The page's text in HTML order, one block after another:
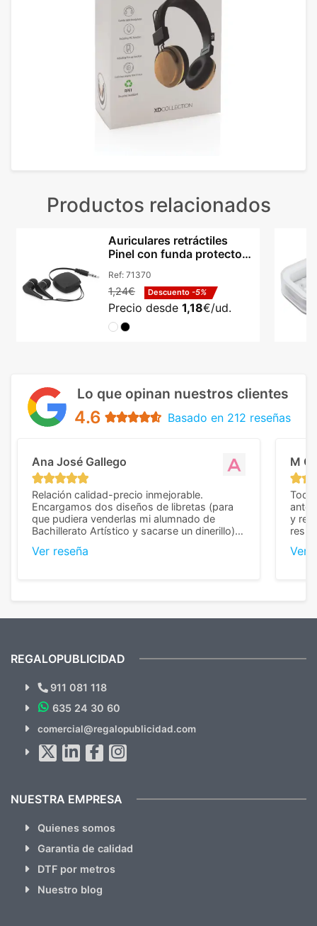
Productos relacionados
Auriculares retráctiles
Pinel con funda protectora
Ref: 71370
1,24€ Descuento -5%
Precio desde 1,18€/ud.
Lo que opinan nuestros clientes
4.6 Basado en 212 reseñas
Ana José Gallego
Relación calidad-precio inmejorable.
Encargamos dos diseños de libretas (para
que pudiera venderlas mi alumnado de
Bachillerato Artístico y sacarse un dinerillo) y
diferencia, con libretas de muy buena calidad
Ver reseña
M C
Todo
y
Ver
¿Quieres ver nuestras últimas
Novedades y Ofertas?
hacemos Spam)
REGALOPUBLICIDAD
911 081 118
635 24 30 60
comercial@regalopublicidad.com
NUESTRA EMPRESA
Quienes somos
Garantia de calidad
DTF por metros
Nuestro blog